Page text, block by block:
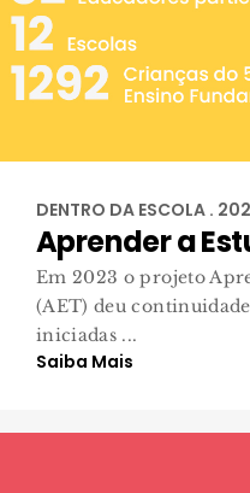
DENTRO DA ESCOLA .
Aprender a
Em 2023 o projeto
(AET) deu
iniciadas ...
Saiba Mais